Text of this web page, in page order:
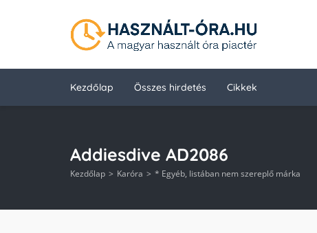
Kezdőlap Összes hirdetés Cikkek
Addiesdive AD2086
Kezdőlap Karóra * Egyéb, listában nem szereplő márka